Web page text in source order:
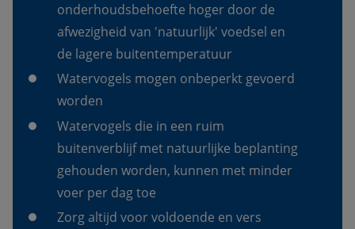
onderhoudsbehoefte hoger door de
afwezigheid van 'natuurlijk' voedsel en
de lagere buitentemperatuur
Watervogels mogen onbeperkt gevoerd
worden
Watervogels die in een ruim
buitenverblijf met natuurlijke beplanting
gehouden worden, kunnen met minder
voer per dag toe
Zorg altijd voor voldoende en vers